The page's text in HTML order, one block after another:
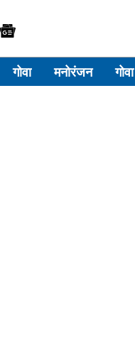
गोवा मनोरंजन